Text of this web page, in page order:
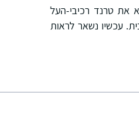
את טרנד רכיבי-העל
עכשיו נשאר לראות